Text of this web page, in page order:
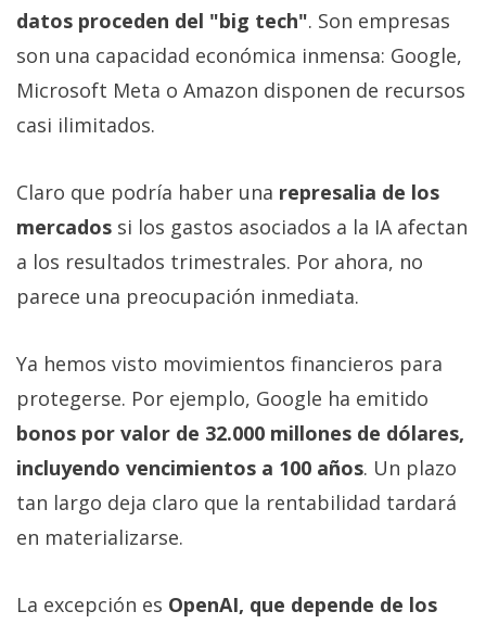
datos proceden del "big tech". Son empresas
son una capacidad económica inmensa: Google,
Microsoft Meta o Amazon disponen de recursos
casi ilimitados.
Claro que podría haber una represalia de los
mercados si los gastos asociados a la IA afectan
a los resultados trimestrales. Por ahora, no
parece una preocupación inmediata.
Ya hemos visto movimientos financieros para
protegerse. Por ejemplo, Google ha emitido
bonos por valor de 32.000 millones de dólares,
incluyendo vencimientos a 100 años. Un plazo
tan largo deja claro que la rentabilidad tardará
en materializarse.
La excepción es OpenAI, que depende de los